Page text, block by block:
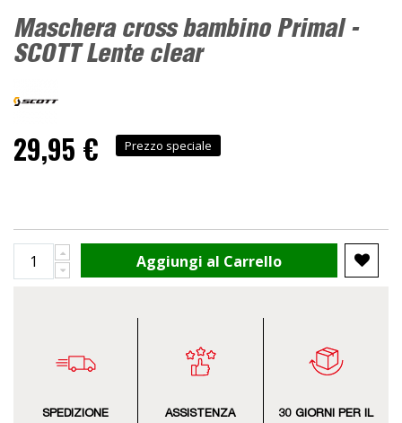
Maschera cross bambino Primal -
SCOTT Lente clear
29,95 € Prezzo speciale
Aggiungi al Carrello
SPEDIZIONE
ASSISTENZA
30 GIORNI PER IL